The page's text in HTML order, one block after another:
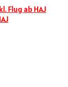
Flug ab HAJ